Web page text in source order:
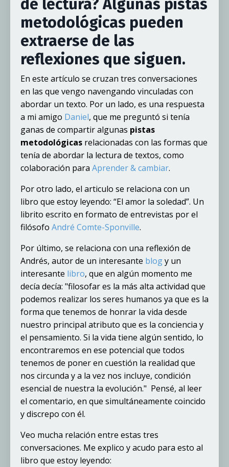
de lectura? Algunas pistas
metodológicas pueden
extraerse de las
reflexiones que siguen.
En este artículo se cruzan tres conversaciones
en las que vengo navengando vinculadas con
abordar un texto. Por un lado, es una respuesta
a mi amigo Daniel, que me preguntó si tenía
ganas de compartir algunas pistas
metodológicas relacionadas con las formas que
tenía de abordar la lectura de textos, como
colaboración para Aprender & cambiar.
Por otro lado, el articulo se relaciona con un
libro que estoy leyendo: “El amor la soledad”. Un
librito escrito en formato de entrevistas por el
filósofo André Comte-Sponville.
Por último, se relaciona con una reflexión de
Andrés, autor de un interesante blogy un
interesante libro, que en algún momento me
decía decía: "filosofar es la más alta actividad que
podemos realizar los seres humanos ya que es la
forma que tenemos de honrar la vida desde
nuestro principal atributo que es la conciencia y
el pensamiento. Si la vida tiene algún sentido, lo
encontraremos en ese potencial que todos
tenemos de poner en cuestión la realidad que
nos circunda y a la vez nos incluye, condición
esencial de nuestra la evolución." Pensé, al leer
el comentario, en que simultáneamente coincido
y discrepo con él.
Veo mucha relación entre estas tres
conversaciones. Me explico y acudo para esto al
libro que estoy leyendo: